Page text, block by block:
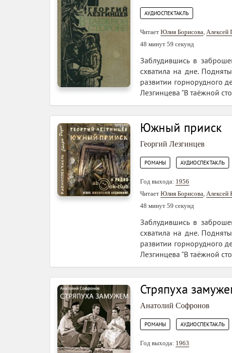
АУДИОСПЕКТАКЛЬ
Читает Юлия Борисова, Алексей
48 минут 59 секунд
Заблудившись в
схватила на дне.
развитии горнорудного
Лезгинцева "В таёжной
Южный прииск
Георгий Лезгинцев
РОМАНЫ АУДИОСПЕКТАКЛЬ
Год выхода: 1956
Читает Юлия Борисова, Алексей
48 минут 59 секунд
Заблудившись в
схватила на дне.
развитии горнорудного
Лезгинцева "В таёжной
Стряпуха
Анатолий Софронов
РОМАНЫ АУДИОСПЕКТАКЛЬ
Год выхода: 1963